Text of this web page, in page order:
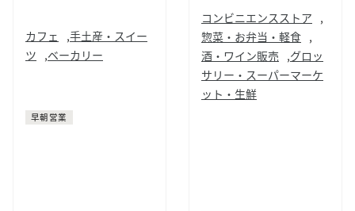
カフェ ,手土産・スイー
ツ ,ベーカリー
早朝営業
コンビニエンスストア ,
惣菜・お弁当・軽食 ,
酒・ワイン販売 ,グロッ
サリー・スーパーマーケ
ット・生鮮